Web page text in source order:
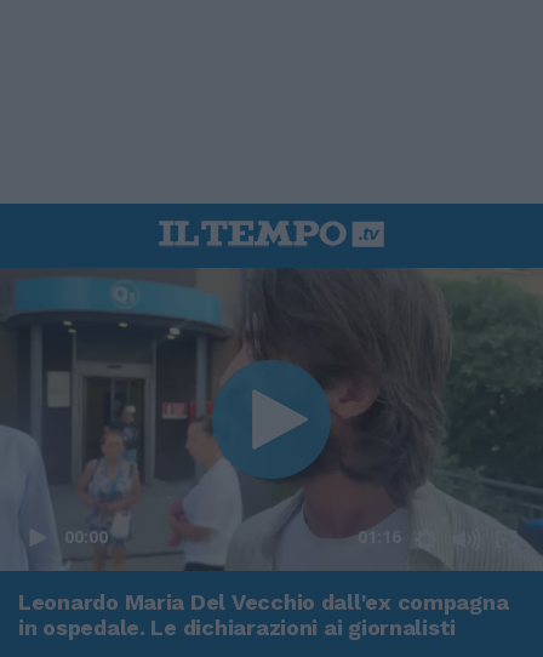
00:00 01:16
Leonardo Maria Del Vecchio dall'ex compagna
in ospedale. Le dichiarazioni ai giornalisti